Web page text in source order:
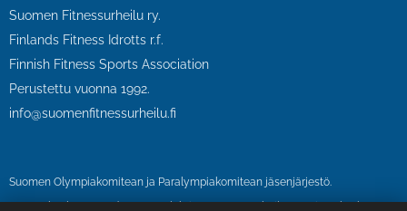
Suomen Fitnessurheilu ry.
Finlands Fitness Idrotts r.f.
Finnish Fitness Sports Association
Perustettu vuonna 1992.
info@suomenfitnessurheilu.fi
Suomen Olympiakomitean ja Paralympiakomitean jäsenjärjestö.